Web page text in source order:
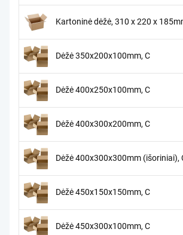
Kartoninė dėžė, 310 x 220 x
Dėžė 350x200x100mm, C
Dėžė 400x250x100mm, C
Dėžė 400x300x200mm, C
Dėžė 400x300x300mm (išoriniai),
Dėžė 450x150x150mm, C
Dėžė 450x300x100mm, C